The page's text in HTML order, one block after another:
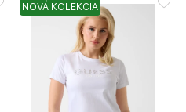
NOVÁ KOLEKCIA